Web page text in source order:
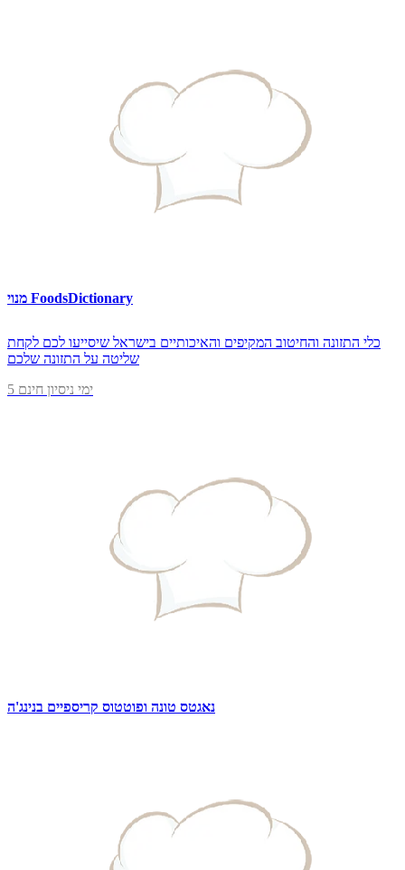
מנוי FoodsDictionary
כלי התזונה והחיטוב המקיפים והאיכותיים בישראל שיסייעו לכם לקחת
שליטה על התזונה שלכם
5 ימי ניסיון חינם
נאגטס טונה ופוטטוס קריספיים בנינג'ה